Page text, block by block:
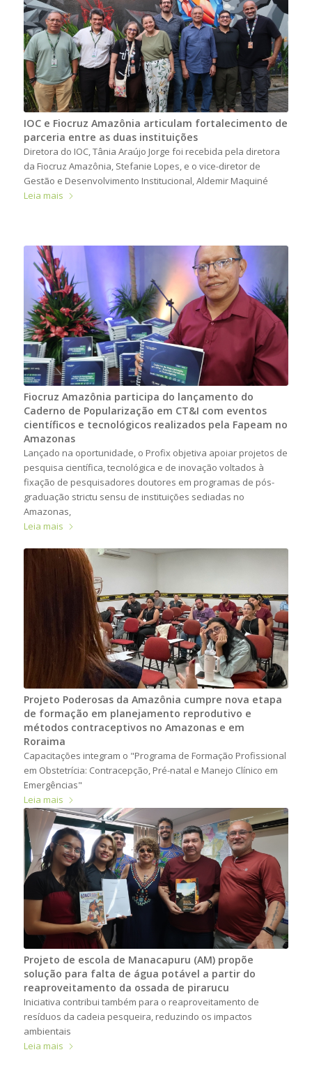
IOC e Fiocruz Amazônia articulam fortalecimento de
parceria entre as duas instituições
Diretora do IOC, Tânia Araújo Jorge foi recebida pela diretora
da Fiocruz Amazônia, Stefanie Lopes, e o vice-diretor de
Gestão e Desenvolvimento Institucional, Aldemir Maquiné
Leia mais
Fiocruz Amazônia participa do lançamento do
Caderno de Popularização em CT&I com eventos
científicos e tecnológicos realizados pela Fapeam no
Amazonas
Lançado na oportunidade, o Profix objetiva apoiar projetos de
pesquisa científica, tecnológica e de inovação voltados à
fixação de pesquisadores doutores em programas de pós-
graduação strictu sensu de instituições sediadas no
Amazonas,
Leia mais
Projeto Poderosas da Amazônia cumpre nova etapa
de formação em planejamento reprodutivo e
métodos contraceptivos no Amazonas e em
Roraima
Capacitações integram o "Programa de Formação Profissional
em Obstetrícia: Contracepção, Pré-natal e Manejo Clínico em
Emergências"
Leia mais
Projeto de escola de Manacapuru (AM) propõe
solução para falta de água potável a partir do
reaproveitamento da ossada de pirarucu
Iniciativa contribui também para o reaproveitamento de
resíduos da cadeia pesqueira, reduzindo os impactos
ambientais
Leia mais